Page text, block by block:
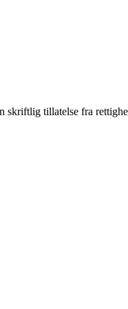
tillatelse fra